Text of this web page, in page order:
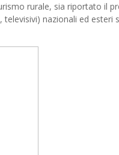
rurale, sia riportato il
nazionali ed